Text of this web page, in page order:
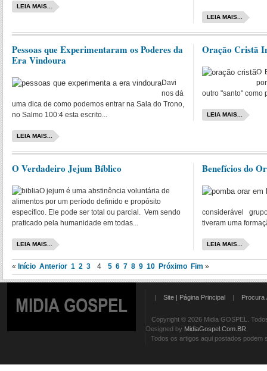
LEIA MAIS...
LEIA MAIS...
Pessoas que Experimentaram os Poderes da
Era Vindoura
Davi
nos dá
uma dica de como podemos entrar na Sala do Trono,
no Salmo 100:4 esta escrito...
LEIA MAIS...
Oração Cristã
O
outro "santo" como
LEIA MAIS...
O Verdadeiro Jejum Bíblico
O jejum é uma abstinência voluntária de
alimentos por um período definido e propósito
específico. Ele pode ser total ou parcial. Vem sendo
praticado pela humanidade em todas...
LEIA MAIS...
Benefícios do
considerável
tiveram uma
LEIA MAIS...
« Início Anterior 1 2 3 4 5 6 7 8 9 10 Próximo Fim »
MIDIA GOSPEL | Site | Página Principal | Procura
Copyright © 2026 Midia GOSPEL.
Designed by MidiaGospel.Com.BR
Todos os artigos aqui postados podem